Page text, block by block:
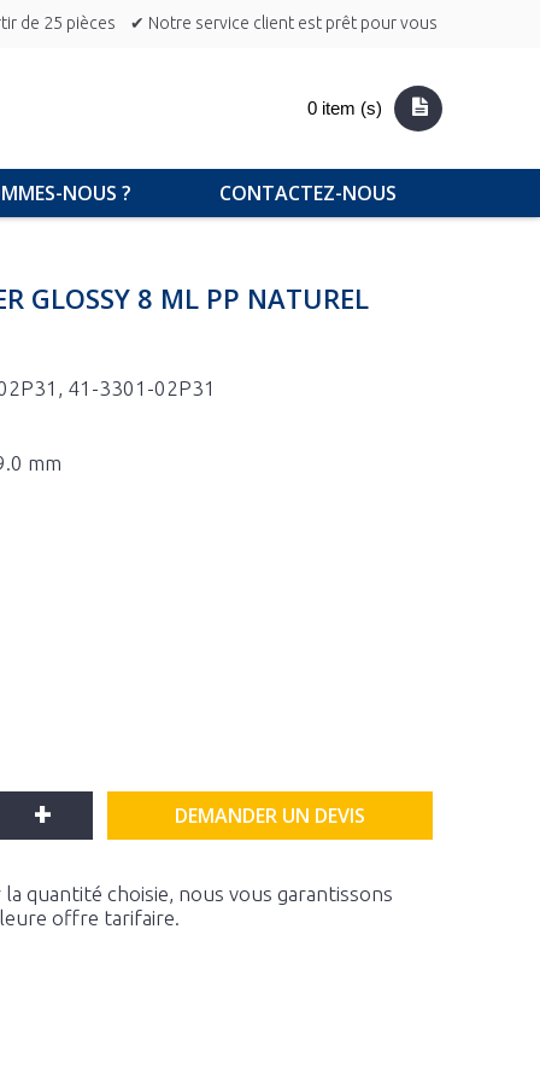
de 25 pièces ✔ Notre service client est prêt pour vous
0 item (s)
NOUS ? CONTACTEZ-NOUS
GLOSSY 8 ML PP NATUREL
41-3301-02P31
mm
+ DEMANDER UN DEVIS
quantité choisie, nous vous garantissons
offre tarifaire.